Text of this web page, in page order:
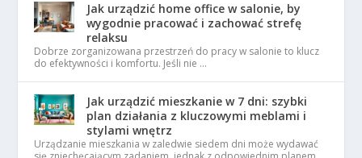
Jak urządzić home office w salonie, by
wygodnie pracować i zachować strefę
relaksu
Dobrze zorganizowana przestrzeń do pracy w salonie to klucz
do efektywności i komfortu. Jeśli nie …
Jak urządzić mieszkanie w 7 dni: szybki
plan działania z kluczowymi meblami i
stylami wnętrz
Urządzanie mieszkania w zaledwie siedem dni może wydawać